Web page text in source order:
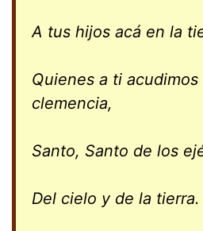
A tus hijos acá en la
Quienes a ti
clemencia,
Santo, Santo de los
Del cielo y de la tierra.